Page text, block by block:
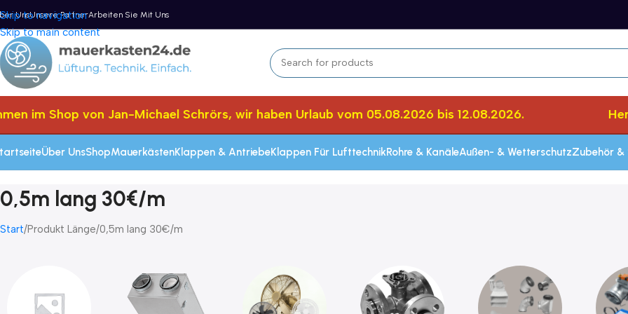
Skip to navigation
Skip to main content
UnsUnsere PartnerArbeiten Sie Mit Uns
im Shop von Jan-Michael Schrörs, wir haben Urlaub vom 05.08.2026 bis 12.08.2026.
Über UnsShopMauerkästenKlappen & AntriebeKlappen Für LufttechnikRohre & KanäleAußen- & WetterschutzZubehör &
0,5m lang 30€/m
Start Produkt Länge 0,5m lang 30€/m